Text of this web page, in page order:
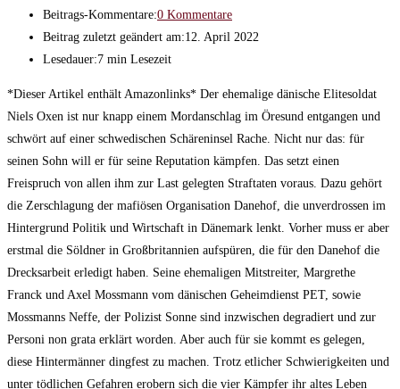
Beitrags-Kommentare:0 Kommentare
Beitrag zuletzt geändert am:12. April 2022
Lesedauer:7 min Lesezeit
*Dieser Artikel enthält Amazonlinks* Der ehemalige dänische Elitesoldat
Niels Oxen ist nur knapp einem Mordanschlag im Öresund entgangen und
schwört auf einer schwedischen Schäreninsel Rache. Nicht nur das: für
seinen Sohn will er für seine Reputation kämpfen. Das setzt einen
Freispruch von allen ihm zur Last gelegten Straftaten voraus. Dazu gehört
die Zerschlagung der mafiösen Organisation Danehof, die unverdrossen im
Hintergrund Politik und Wirtschaft in Dänemark lenkt. Vorher muss er aber
erstmal die Söldner in Großbritannien aufspüren, die für den Danehof die
Drecksarbeit erledigt haben. Seine ehemaligen Mitstreiter, Margrethe
Franck und Axel Mossmann vom dänischen Geheimdienst PET, sowie
Mossmanns Neffe, der Polizist Sonne sind inzwischen degradiert und zur
Personi non grata erklärt worden. Aber auch für sie kommt es gelegen,
diese Hintermänner dingfest zu machen. Trotz etlicher Schwierigkeiten und
unter tödlichen Gefahren erobern sich die vier Kämpfer ihr altes Leben